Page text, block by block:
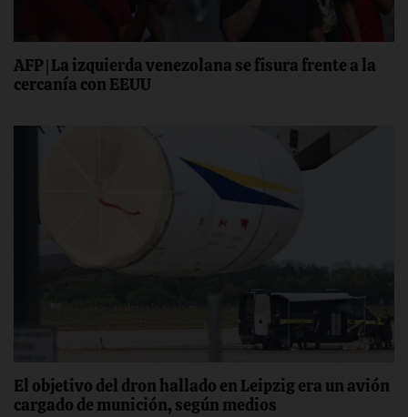
AFP | La izquierda venezolana se fisura frente a la
cercanía con EEUU
El objetivo del dron hallado en Leipzig era un avión
cargado de munición, según medios